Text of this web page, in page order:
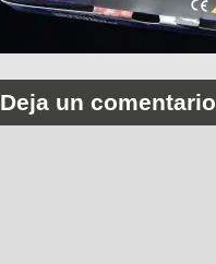
Deja un comentario